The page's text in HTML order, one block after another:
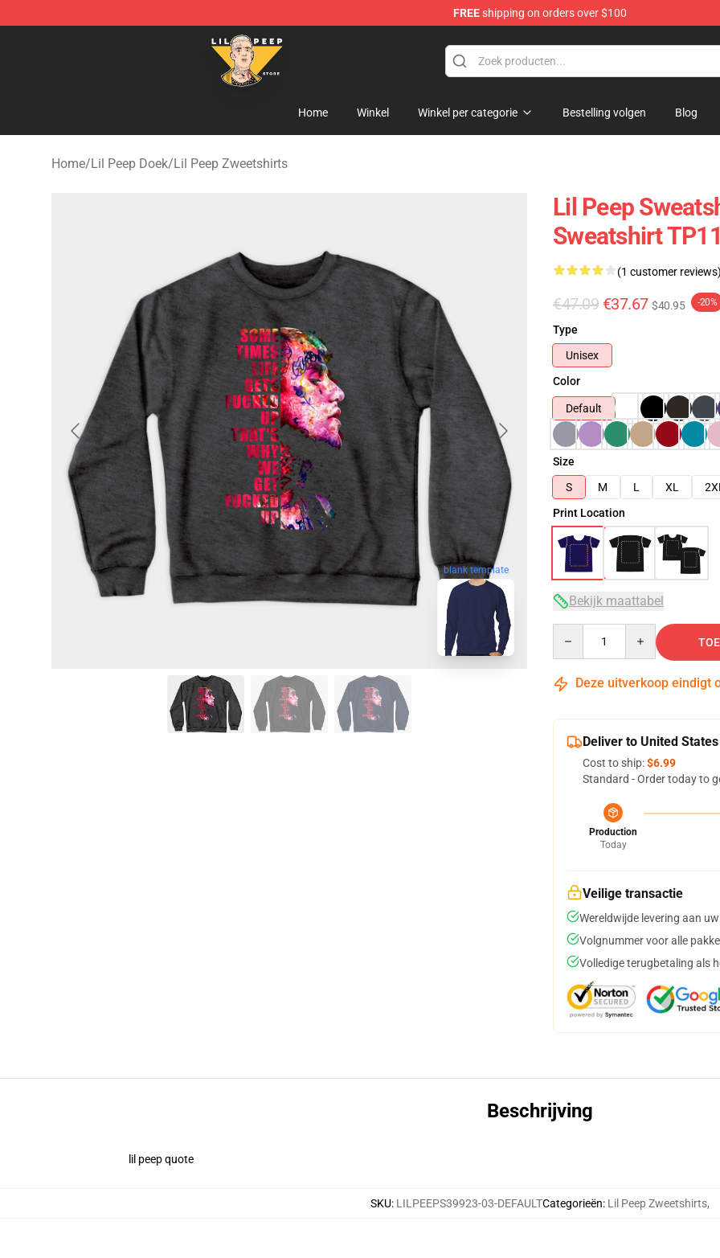
FREEshipping on orders over $100
Lil Peep Store - Official Lil Peep Merchandise Shop
Home Winkel Winkel per categorie Bestelling volgen Blog
Home/Lil Peep Doek/Lil Peep Zweetshirts
blank template
Lil Peep
Sweatshirt
(1 customer reviews)
€47.09 €37.67 $40.95 -20%
Type
Unisex
Color
Default
Size
S
M L XL 2XL
Print Location
Bekijk maattabel
Deze uitverkoop eindigt
Deliver to United States
Cost to ship:$6.99
Standard - Order today to
Production
Today
Veilige transactie
Wereldwijde levering aan
Volgnummer voor alle
Volledige terugbetaling als
Beschrijving
lil peep quote
SKU: LILPEEPS39923-03-DEFAULTCategorieën: Lil Peep Zweetshirts,